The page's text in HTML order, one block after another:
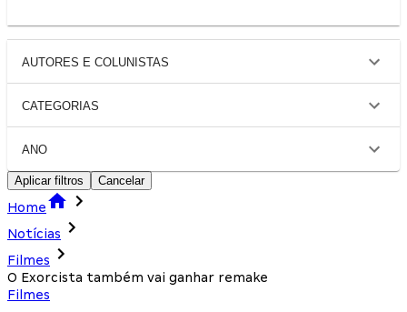
AUTORES E COLUNISTAS
CATEGORIAS
ANO
Aplicar filtros Cancelar
Home
Notícias
Filmes
O Exorcista também vai ganhar remake
Filmes